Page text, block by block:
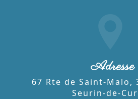
Adresse
67 Rte de Saint-Malo, 33390 Saint-
Seurin-de-